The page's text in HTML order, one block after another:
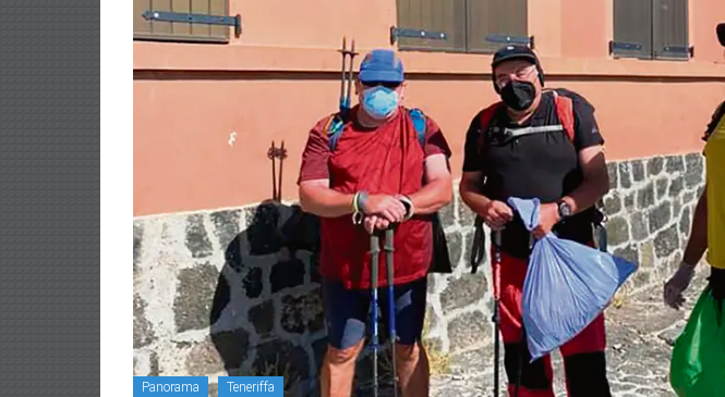
Panorama Teneriffa